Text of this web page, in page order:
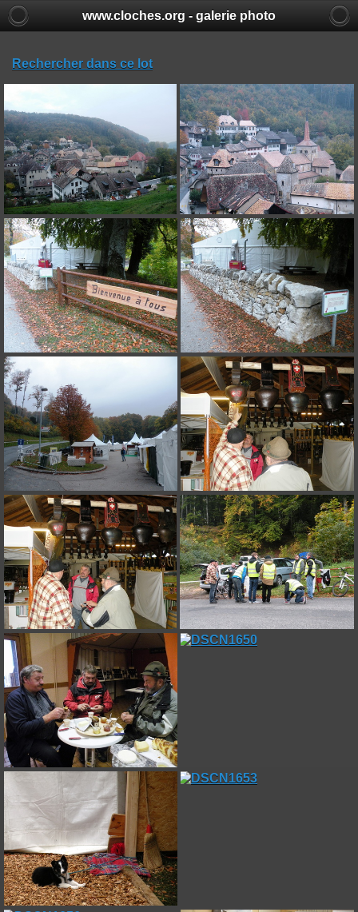
www.cloches.org - galerie photo
Rechercher dans ce lot